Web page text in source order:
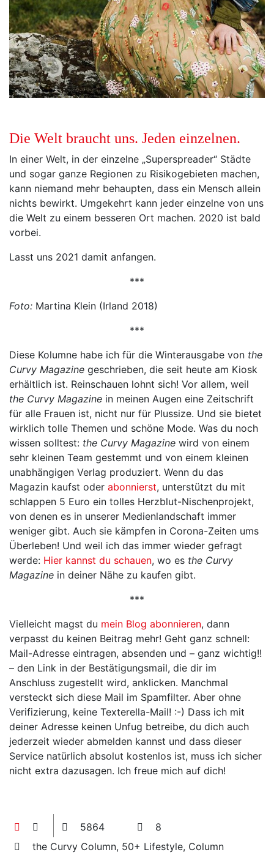
Die Welt braucht uns. Jeden einzelnen.
In einer Welt, in der einzelne „Superspreader“ Städte
und sogar ganze Regionen zu Risikogebieten machen,
kann niemand mehr behaupten, dass ein Mensch allein
nichts bewirkt. Umgekehrt kann jeder einzelne von uns
die Welt zu einem besseren Ort machen. 2020 ist bald
vorbei.
Lasst uns 2021 damit anfangen.
***
Foto: Martina Klein (Irland 2018)
***
Diese Kolumne habe ich für die Winterausgabe von the
Curvy Magazine geschrieben, die seit heute am Kiosk
erhältlich ist. Reinschauen lohnt sich! Vor allem, weil
the Curvy Magazine in meinen Augen eine Zeitschrift
für alle Frauen ist, nicht nur für Plussize. Und sie bietet
wirklich tolle Themen und schöne Mode. Was du noch
wissen solltest: the Curvy Magazine wird von einem
sehr kleinen Team gestemmt und von einem kleinen
unabhängigen Verlag produziert. Wenn du das
Magazin kaufst oder abonnierst, unterstützt du mit
schlappen 5 Euro ein tolles Herzblut-Nischenprojekt,
von denen es in unserer Medienlandschaft immer
weniger gibt. Auch sie kämpfen in Corona-Zeiten ums
Überleben! Und weil ich das immer wieder gefragt
werde: Hier kannst du schauen, wo es the Curvy
Magazine in deiner Nähe zu kaufen gibt.
***
Vielleicht magst du mein Blog abonnieren, dann
verpasst du keinen Beitrag mehr! Geht ganz schnell:
Mail-Adresse eintragen, absenden und – ganz wichtig!!
– den Link in der Bestätigungsmail, die dir im
Anschluss zugestellt wird, anklicken. Manchmal
versteckt sich diese Mail im Spamfilter. Aber ohne
Verifizierung, keine Texterella-Mail! :-) Dass ich mit
deiner Adresse keinen Unfug betreibe, du dich auch
jederzeit wieder abmelden kannst und dass dieser
Service natürlich absolut kostenlos ist, muss ich sicher
nicht extra dazusagen. Ich freue mich auf dich!
5864
8
the Curvy Column, 50+ Lifestyle, Column